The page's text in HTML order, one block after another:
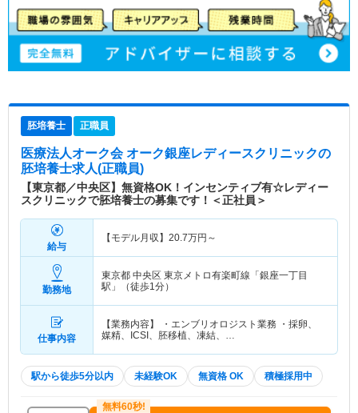
胚培養士 正職員
医療法人オーク会 オーク銀座レディースクリニックの
胚培養士求人(正職員)
【東京都／中央区】無資格OK！インセンティブ有☆レディー
スクリニックで胚培養士の募集です！＜正社員＞
給与
【モデル月収】 20.7万円～
勤務地
東京都 中央区 東京メトロ有楽町線「銀座一丁目
駅」（徒歩1分）
仕事内容
【業務内容】 ・エンブリオロジスト業務 ・採卵、
媒精、ICSI、胚移植、凍結、…
駅から徒歩5分以内 未経験OK 無資格 OK 積極採用中